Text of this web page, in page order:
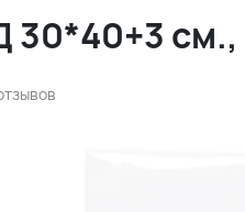
30*40+3